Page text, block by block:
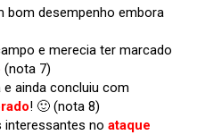
bom desempenho embora
e merecia ter marcado
(nota 7)
ainda concluiu com
! 🙂 (nota 8)
interessantes no ataque